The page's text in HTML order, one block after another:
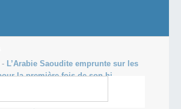
AIL
- L’Arabie Saoudite emprunte sur les
la première fois de son hi...
dopés par le courtage